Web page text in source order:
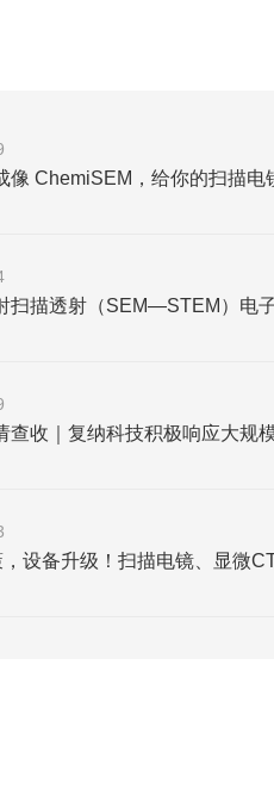
像 ChemiSEM，给你的扫描电
扫描透射（SEM—STEM）电
查收｜复纳科技积极响应大规
，设备升级！扫描电镜、显微